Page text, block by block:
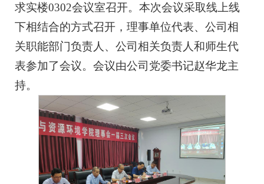
求实楼0302会议室召开。本次会议采取线上线
下相结合的方式召开，理事单位代表、公司相
关职能部门负责人、公司相关负责人和师生代
表参加了会议。会议由公司党委书记赵华龙主
持。